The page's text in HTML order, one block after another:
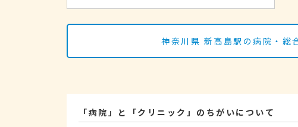
神奈川県 新高島駅の病院・総
「病院」と「クリニック」のちがいについて